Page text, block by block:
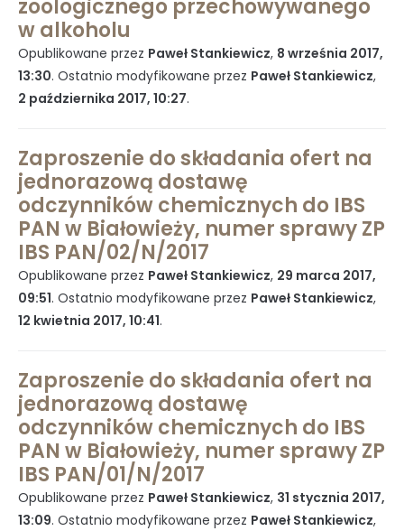
Instrukcja korzystania z BIP
Mapa serwisu
Kontakt
zoologicznego przechowywanego
w alkoholu
Opublikowane przez Paweł Stankiewicz, 8 września 2017,
13:30. Ostatnio modyfikowane przez Paweł Stankiewicz,
2 października 2017, 10:27.
Zaproszenie do składania ofert na
jednorazową dostawę
odczynników chemicznych do IBS
PAN w Białowieży, numer sprawy ZP
IBS PAN/02/N/2017
Opublikowane przez Paweł Stankiewicz, 29 marca 2017,
09:51. Ostatnio modyfikowane przez Paweł Stankiewicz,
12 kwietnia 2017, 10:41.
Zaproszenie do składania ofert na
jednorazową dostawę
odczynników chemicznych do IBS
PAN w Białowieży, numer sprawy ZP
IBS PAN/01/N/2017
Opublikowane przez Paweł Stankiewicz, 31 stycznia 2017,
13:09. Ostatnio modyfikowane przez Paweł Stankiewicz,